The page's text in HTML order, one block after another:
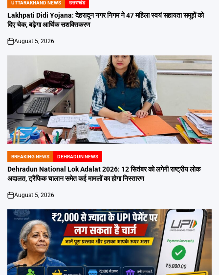
POSTED
IN
UTTARAKHAND NEWS उत्तराखंड
Lakhpati Didi Yojana: देहरादून नगर निगम ने 47 महिला स्वयं सहायता समूहों को
दिए चेक, बढ़ेगा आर्थिक सशक्तिकरण
on
August 5, 2026
POSTED
IN
BREAKING NEWS DEHRADUN NEWS
Dehradun National Lok Adalat 2026: 12 सितंबर को लगेगी राष्ट्रीय लोक
अदालत, ट्रैफिक चालान समेत कई मामलों का होगा निस्तारण
on
August 5, 2026